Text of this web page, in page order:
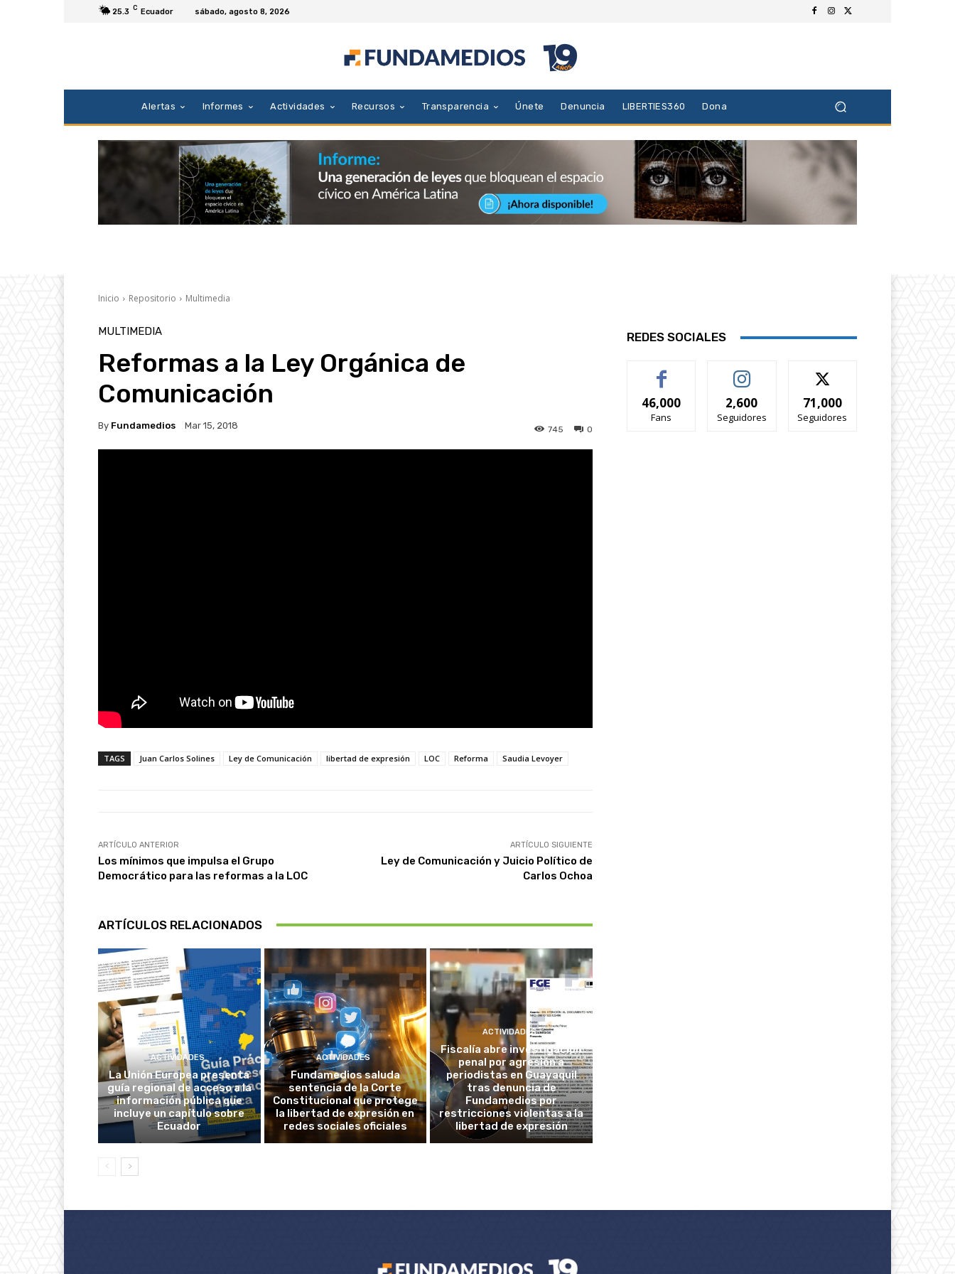
25.3 C Ecuador sábado, agosto 8, 2026
Alertas Informes Actividades Recursos Transparencia Únete Denuncia LIBERTIES360 Dona
Inicio Repositorio Multimedia
MULTIMEDIA
Reformas a la Ley Orgánica de
Comunicación
By Fundamedios Mar 15, 2018 0
745
TAGS Juan Carlos Solines Ley de Comunicación libertad de expresión LOC Reforma Saudia Levoyer
ARTÍCULO ANTERIOR
Los mínimos que impulsa el Grupo
Democrático para las reformas a la LOC
ARTÍCULO SIGUIENTE
Ley de Comunicación y Juicio Político de
Carlos Ochoa
ARTÍCULOS RELACIONADOS
ACTIVIDADES
La Unión Europea presenta
guía regional de acceso a la
información pública que
incluye un capítulo sobre
Ecuador
ACTIVIDADES
Fundamedios saluda
sentencia de la Corte
Constitucional que protege
la libertad de expresión en
redes sociales oficiales
ACTIVIDADES
Fiscalía abre investigación
penal por agresión a
periodistas en Guayaquil
tras denuncia de
Fundamedios por
restricciones violentas a la
libertad de expresión
REDES SOCIALES
46,000
Fans
2,600
Seguidores
71,000
Seguidores